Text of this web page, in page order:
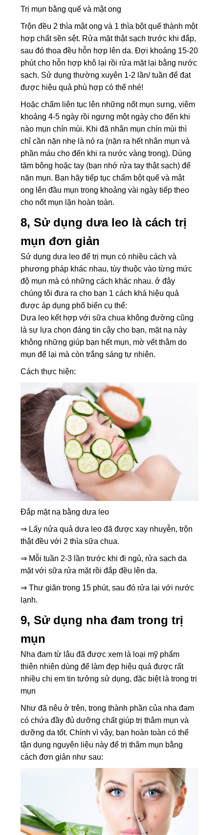
Trị mụn bằng quế và mật ong
Trộn đều 2 thìa mật ong và 1 thìa bột quế thành một
hợp chất sền sệt. Rửa mặt thật sạch trước khi đắp,
sau đó thoa đều hỗn hợp lên da. Đợi khoảng 15-20
phút cho hỗn hợp khô lại rồi rửa mặt lại bằng nước
sạch. Sử dụng thường xuyên 1-2 lần/ tuần để đạt
được hiệu quả phù hợp có thể nhé!
Hoặc chấm liên tục lên những nốt mụn sưng, viêm
khoảng 4-5 ngày rồi ngưng một ngày cho đến khi
nào mụn chín mùi. Khi đã nhân mụn chín mùi thì
chỉ cần nặn nhẹ là nó ra (nặn ra hết nhân mụn và
phần máu cho đến khi ra nước vàng trong). Dùng
tăm bông hoặc tay (bạn nhớ rửa tay thật sạch) để
nặn mụn. Bạn hãy tiếp tục chấm bột quế và mật
ong lên đầu mụn trong khoảng vài ngày tiếp theo
cho nốt mụn lặn hoàn toàn.
8, Sử dụng dưa leo là cách trị
mụn đơn giản
Sử dụng dưa leo để trị mụn có nhiều cách và
phương pháp khác nhau, tùy thuộc vào từng mức
độ mụn mà có những cách khác nhau. ở đây
chúng tôi đưa ra cho bạn 1 cách khá hiệu quả
được áp dụng phổ biến cụ thể:
Dưa leo kết hợp với sữa chua không đường cũng
là sự lựa chọn đáng tin cậy cho bạn, mặt nạ này
không những giúp bạn hết mụn, mờ vết thâm do
mụn để lại mà còn trắng sáng tự nhiên.
Cách thực hiện:
Đắp mặt nạ bằng dưa leo
⇒ Lấy nửa quả dưa leo đã được xay nhuyễn, trộn
thật đều với 2 thìa sữa chua.
⇒ Mỗi tuần 2-3 lần trước khi đi ngủ, rửa sạch da
mặt với sữa rửa mặt rồi đắp đều lên da.
⇒ Thư giãn trong 15 phút, sau đó rửa lại với nước
lạnh.
9, Sử dụng nha đam trong trị
mụn
Nha đam từ lâu đã được xem là loại mỹ phẩm
thiên nhiên dùng để làm đẹp hiệu quả được rất
nhiều chị em tin tưởng sử dụng, đặc biệt là trong trị
mụn
Như đã nêu ở trên, trong thành phần của nha đam
có chứa đầy đủ dưỡng chất giúp trị thâm mụn và
dưỡng da tốt. Chính vì vậy, bạn hoàn toàn có thể
tận dụng nguyên liệu này để trị thâm mụn bằng
cách đơn giản như sau: